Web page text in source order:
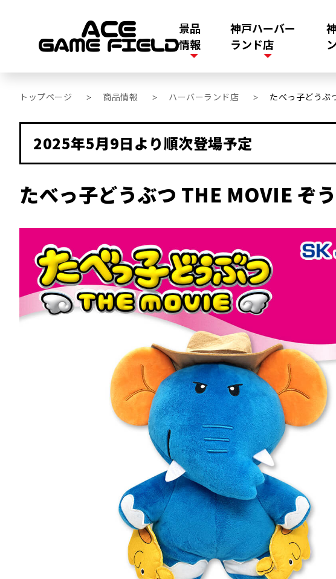
景品
情報
神戸ハーバー
ランド店
トップページ > 商品情報 > ハーバーランド店 > たべっ子どうぶ
2025年5月9日より順次登場予定
たべっ子どうぶつ THE MOVIE ぞ